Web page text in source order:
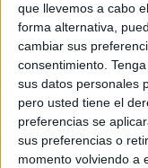
que llevemos a cabo
forma alternativa,
cambiar sus
consentimiento.
sus datos personales
pero usted tiene el
preferencias se
sus preferencias o
momento volviendo a
La dirigent
clar que la
"no hi ha
partit està
seves mans
a decidir.